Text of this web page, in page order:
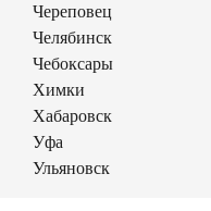
Череповец
Челябинск
Чебоксары
Химки
Хабаровск
Уфа
Ульяновск